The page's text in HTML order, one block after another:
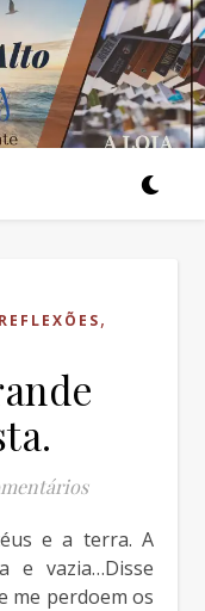
REFLEXÕES,
e vazia…Disse
me perdoem os